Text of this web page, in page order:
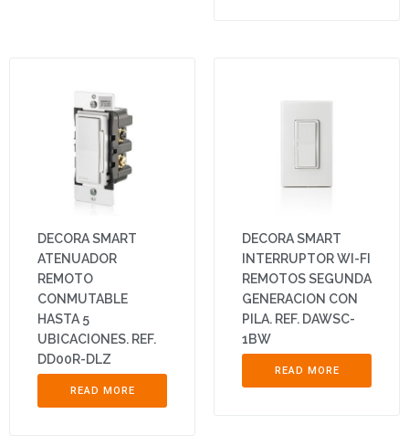
DECORA SMART
ATENUADOR
REMOTO
CONMUTABLE
HASTA 5
UBICACIONES. REF.
DD00R-DLZ
READ MORE
DECORA SMART
INTERRUPTOR WI-FI
REMOTOS SEGUNDA
GENERACION CON
PILA. REF. DAWSC-
1BW
READ MORE